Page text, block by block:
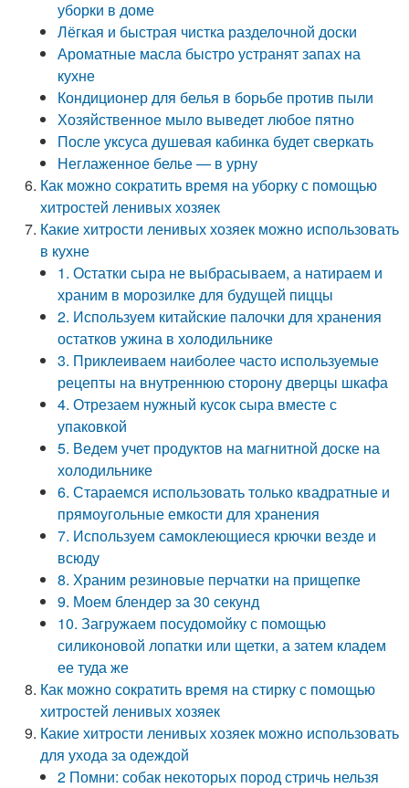
уборки в доме
Лёгкая и быстрая чистка разделочной доски
Ароматные масла быстро устранят запах на
кухне
Кондиционер для белья в борьбе против пыли
Хозяйственное мыло выведет любое пятно
После уксуса душевая кабинка будет сверкать
Неглаженное белье — в урну
Как можно сократить время на уборку с помощью
хитростей ленивых хозяек
Какие хитрости ленивых хозяек можно использовать
в кухне
1. Остатки сыра не выбрасываем, а натираем и
храним в морозилке для будущей пиццы
2. Используем китайские палочки для хранения
остатков ужина в холодильнике
3. Приклеиваем наиболее часто используемые
рецепты на внутреннюю сторону дверцы шкафа
4. Отрезаем нужный кусок сыра вместе с
упаковкой
5. Ведем учет продуктов на магнитной доске на
холодильнике
6. Стараемся использовать только квадратные и
прямоугольные емкости для хранения
7. Используем самоклеющиеся крючки везде и
всюду
8. Храним резиновые перчатки на прищепке
9. Моем блендер за 30 секунд
10. Загружаем посудомойку с помощью
силиконовой лопатки или щетки, а затем кладем
ее туда же
Как можно сократить время на стирку с помощью
хитростей ленивых хозяек
Какие хитрости ленивых хозяек можно использовать
для ухода за одеждой
2 Помни: собак некоторых пород стричь нельзя